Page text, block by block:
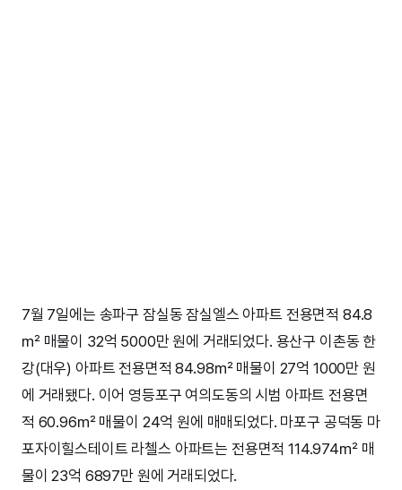
7월 7일에는 송파구 잠실동 잠실엘스 아파트 전용면적 84.8
㎡ 매물이 32억 5000만 원에 거래되었다. 용산구 이촌동 한
강(대우) 아파트 전용면적 84.98㎡ 매물이 27억 1000만 원
에 거래됐다. 이어 영등포구 여의도동의 시범 아파트 전용면
적 60.96㎡ 매물이 24억 원에 매매되었다. 마포구 공덕동 마
포자이힐스테이트 라첼스 아파트는 전용면적 114.974㎡ 매
물이 23억 6897만 원에 거래되었다.